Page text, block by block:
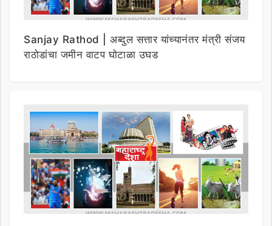
Sanjay Rathod | अब्दुल सत्तार यांच्यानंतर मंत्री संजय
राठोडांचा जमीन वाटप घोटाळा उघड